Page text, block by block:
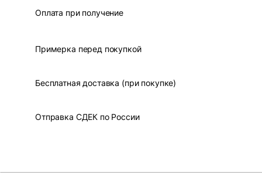
Оплата при получение
Примерка перед покупкой
Бесплатная доставка (при покупке)
Отправка СДЕК по России